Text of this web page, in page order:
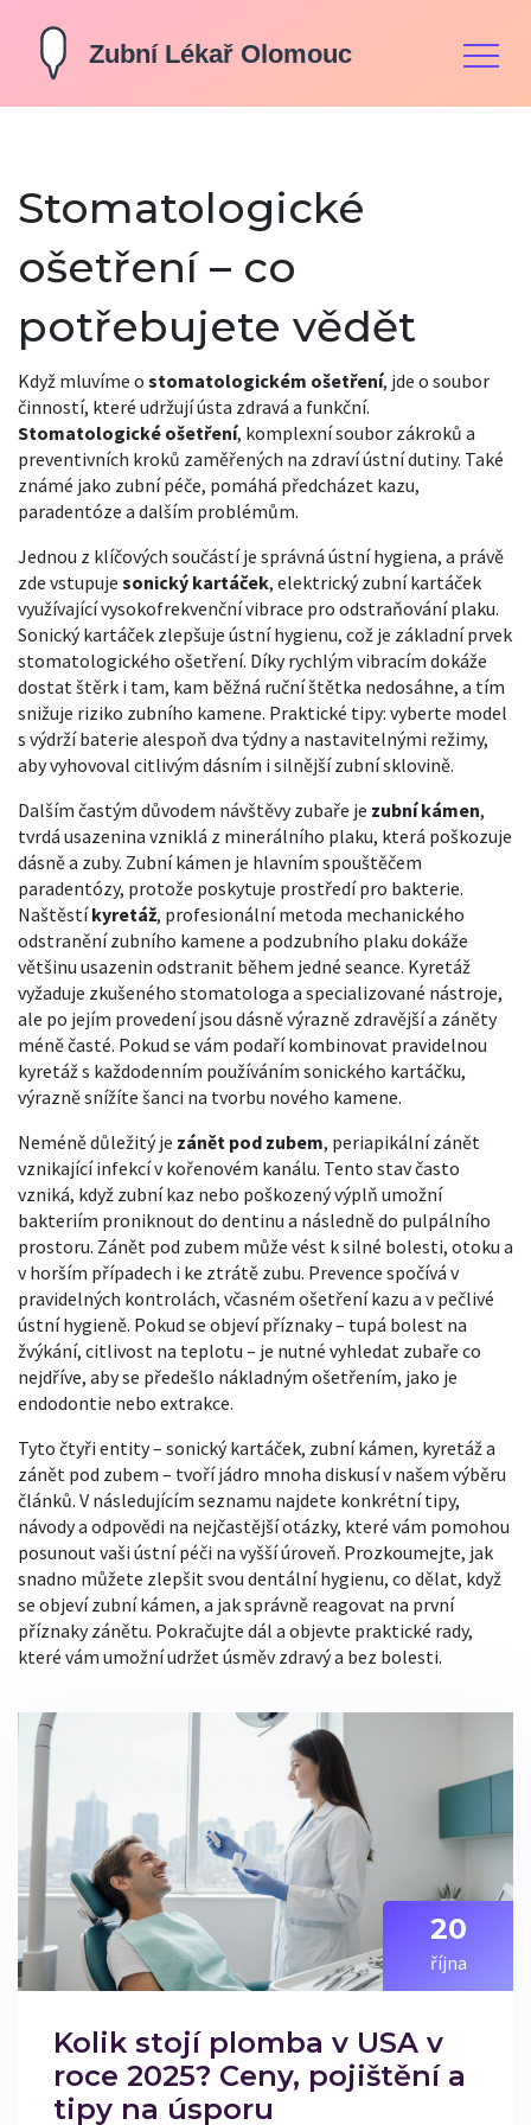
Stomatologické
ošetření – co
potřebujete vědět
Když mluvíme o stomatologickém ošetření, jde o soubor
činností, které udržují ústa zdravá a funkční.
Stomatologické ošetření, komplexní soubor zákroků a
preventivních kroků zaměřených na zdraví ústní dutiny. Také
známé jako zubní péče, pomáhá předcházet kazu,
paradentóze a dalším problémům.
Jednou z klíčových součástí je správná ústní hygiena, a právě
zde vstupuje sonický kartáček, elektrický zubní kartáček
využívající vysokofrekvenční vibrace pro odstraňování plaku.
Sonický kartáček zlepšuje ústní hygienu, což je základní prvek
stomatologického ošetření. Díky rychlým vibracím dokáže
dostat štěrk i tam, kam běžná ruční štětka nedosáhne, a tím
snižuje riziko zubního kamene. Praktické tipy: vyberte model
s výdrží baterie alespoň dva týdny a nastavitelnými režimy,
aby vyhovoval citlivým dásním i silnější zubní sklovině.
Dalším častým důvodem návštěvy zubaře je zubní kámen,
tvrdá usazenina vzniklá z minerálního plaku, která poškozuje
dásně a zuby. Zubní kámen je hlavním spouštěčem
paradentózy, protože poskytuje prostředí pro bakterie.
Naštěstíkyretáž, profesionální metoda mechanického
odstranění zubního kamene a podzubního plaku dokáže
většinu usazenin odstranit během jedné seance. Kyretáž
vyžaduje zkušeného stomatologa a specializované nástroje,
ale po jejím provedení jsou dásně výrazně zdravější a záněty
méně časté. Pokud se vám podaří kombinovat pravidelnou
kyretáž s každodenním používáním sonického kartáčku,
výrazně snížíte šanci na tvorbu nového kamene.
Neméně důležitý je zánět pod zubem, periapikální zánět
vznikající infekcí v kořenovém kanálu. Tento stav často
vzniká, když zubní kaz nebo poškozený výplň umožní
bakteriím proniknout do dentinu a následně do pulpálního
prostoru. Zánět pod zubem může vést k silné bolesti, otoku a
v horším případech i ke ztrátě zubu. Prevence spočívá v
pravidelných kontrolách, včasném ošetření kazu a v pečlivé
ústní hygieně. Pokud se objeví příznaky – tupá bolest na
žvýkání, citlivost na teplotu – je nutné vyhledat zubaře co
nejdříve, aby se předešlo nákladným ošetřením, jako je
endodontie nebo extrakce.
Tyto čtyři entity – sonický kartáček, zubní kámen, kyretáž a
zánět pod zubem – tvoří jádro mnoha diskusí v našem výběru
článků. V následujícím seznamu najdete konkrétní tipy,
návody a odpovědi na nejčastější otázky, které vám pomohou
posunout vaši ústní péči na vyšší úroveň. Prozkoumejte, jak
snadno můžete zlepšit svou dentální hygienu, co dělat, když
se objeví zubní kámen, a jak správně reagovat na první
příznaky zánětu. Pokračujte dál a objevte praktické rady,
které vám umožní udržet úsměv zdravý a bez bolesti.
20
října
Kolik stojí plomba v USA v
roce 2025? Ceny, pojištění a
tipy na úsporu